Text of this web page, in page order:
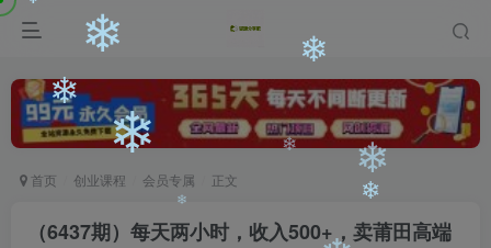
首页 创业课程 会员专属 正文
（6437期）每天两小时，收入500+，卖莆田高端
❄ ❄
❄
❄
❄
❄
❄
❄